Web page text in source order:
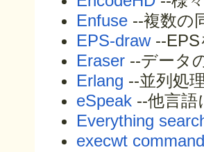
Enfuse --複数の
EPS-draw--EPS
Eraser --データ
Erlang --並列処
eSpeak --他言
Everything
execwt command